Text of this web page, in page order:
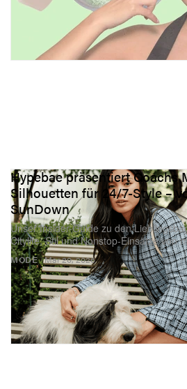
MODE
Hypebae präsentiert Coachs
Silhouetten für 24/7-Style –
SunDown
Unser Insider-Guide zu den
Citylife, Stil und Nonstop-Einsätze von
Mar 20, 2026